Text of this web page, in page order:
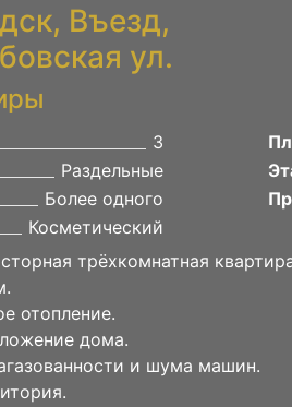
Въезд,
ул.
3
Раздельные
Более одного
Косметический
трёхкомнатная
отопление.
дома.
и шума машин.